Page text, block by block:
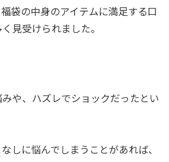
袋の中身のアイテムに満足する口
見受けられました。
や、ハズレでショックだったとい
しに悩んでしまうことがあれば、